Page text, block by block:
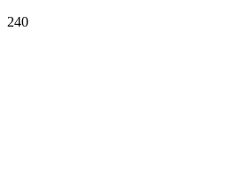
240